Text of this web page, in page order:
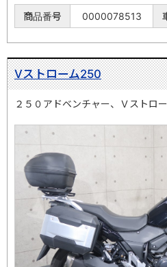
商品番号 0000078513
Vストローム250
２５０アドベンチャー、Ｖストロ